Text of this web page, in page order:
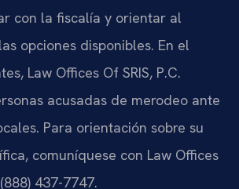
con la fiscalía y orientar al
opciones disponibles. En el
Law Offices Of SRIS, P.C.
acusadas de merodeo ante
Para orientación sobre su
comuníquese con Law Offices
437-7747.